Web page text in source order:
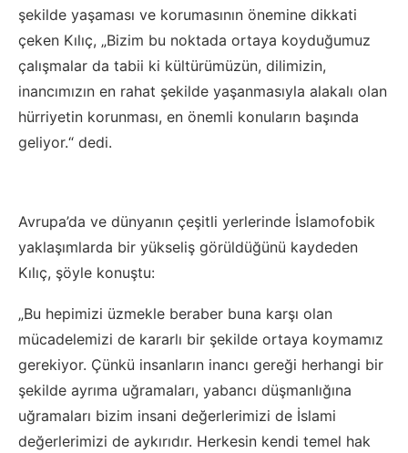
şekilde yaşaması ve korumasının önemine dikkati
çeken Kılıç, „Bizim bu noktada ortaya koyduğumuz
çalışmalar da tabii ki kültürümüzün, dilimizin,
inancımızın en rahat şekilde yaşanmasıyla alakalı olan
hürriyetin korunması, en önemli konuların başında
geliyor.“ dedi.
Avrupa’da ve dünyanın çeşitli yerlerinde İslamofobik
yaklaşımlarda bir yükseliş görüldüğünü kaydeden
Kılıç, şöyle konuştu:
„Bu hepimizi üzmekle beraber buna karşı olan
mücadelemizi de kararlı bir şekilde ortaya koymamız
gerekiyor. Çünkü insanların inancı gereği herhangi bir
şekilde ayrıma uğramaları, yabancı düşmanlığına
uğramaları bizim insani değerlerimizi de İslami
değerlerimizi de aykırıdır. Herkesin kendi temel hak